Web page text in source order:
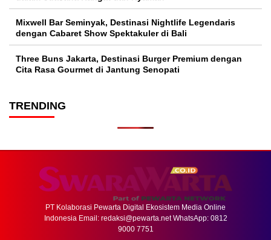
Mixwell Bar Seminyak, Destinasi Nightlife Legendaris
dengan Cabaret Show Spektakuler di Bali
Three Buns Jakarta, Destinasi Burger Premium dengan
Cita Rasa Gourmet di Jantung Senopati
TRENDING
PT Kolaborasi Pewarta Digital Ekosistem Media Online
Indonesia Email: redaksi@pewarta.netWhatsApp: 0812
9000 7751